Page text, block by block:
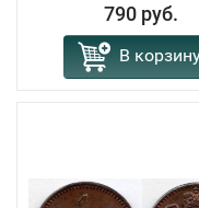
790 руб.
В